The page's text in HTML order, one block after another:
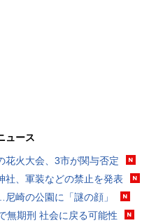
ュース
花火大会、3市が関与否定
社、軍装などの禁止を発表
崎の公園に「謎の顔」
無期刑 社会に戻る可能性